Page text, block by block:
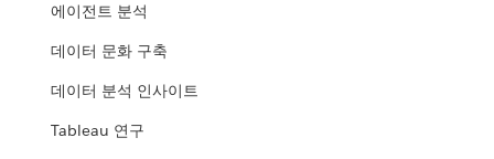
에이전트 분석
데이터 문화 구축
데이터 분석 인사이트
Tableau 연구